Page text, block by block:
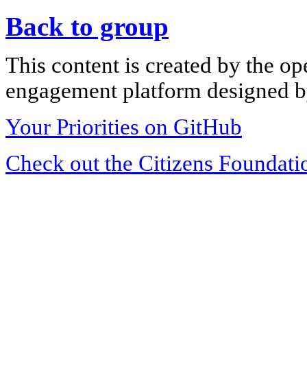
Back to group
This content is created by the
engagement platform designed
Your Priorities on GitHub
Check out the Citizens